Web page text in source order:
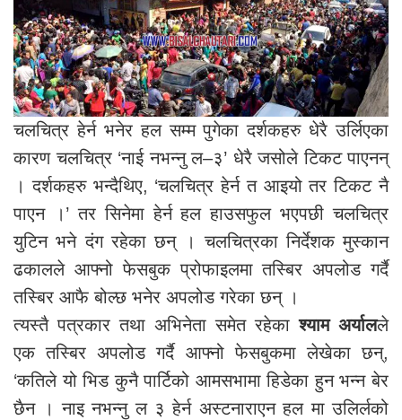
चलचित्र हेर्न भनेर हल सम्म पुगेका दर्शकहरु धेरै उर्लिएका
कारण चलचित्र ‘नाई नभन्नु ल–३’ धेरै जसोले टिकट पाएनन्
। दर्शकहरु भन्दैथिए, ‘चलचित्र हेर्न त आइयो तर टिकट नै
पाएन ।’ तर सिनेमा हेर्न हल हाउसफुल भएपछी चलचित्र
युटिन भने दंग रहेका छन् । चलचित्रका निर्देशक मुस्कान
ढकालले आफ्नो फेसबुक प्रोफाइलमा तस्बिर अपलोड गर्दै
तस्बिर आफै बोल्छ भनेर अपलोड गरेका छन् ।
त्यस्तै पत्रकार तथा अभिनेता समेत रहेकाश्याम अर्यालले
एक तस्बिर अपलोड गर्दै आफ्नो फेसबुकमा लेखेका छन्,
‘कतिले यो भिड कुनै पार्टिको आमसभामा हिडेका हुन भन्न बेर
छैन । नाइ नभन्नु ल ३ हेर्न अस्टनाराएन हल मा उलिर्लको